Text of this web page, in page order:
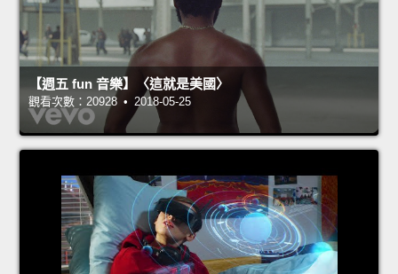
【週五 fun 音樂】〈這就是美國〉
觀看次數：20928 • 2018-05-25